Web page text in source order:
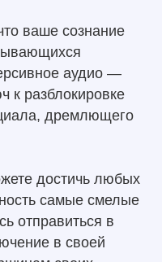
ваше сознание
аудио —
к разблокировке
дремлющего
достичь любых
самые смелые
отправиться в
в своей